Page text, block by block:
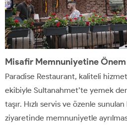
Misafir Memnuniyetine
Paradise Restaurant, kaliteli hizmet
ekibiyle Sultanahmet’te yemek
taşır. Hızlı servis ve özenle
ziyaretinde memnuniyetle